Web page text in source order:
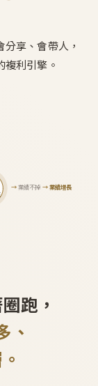
享、會帶人，
利引擎。
→業績不掉 →業績增長
跑，
、